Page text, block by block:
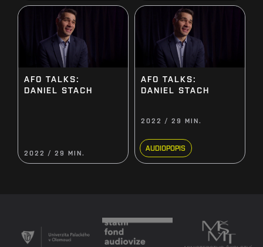
AFO TALKS:
DANIEL STACH
2022 / 29 MIN.
AFO TALKS:
DANIEL STACH
2022 / 29 MIN.
AUDIOPOPIS